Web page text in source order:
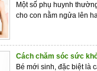
Một số phụ huynh
cho con nằm ngửa lên
Cách chăm sóc sức
Bé mới sinh, đặc biệt là